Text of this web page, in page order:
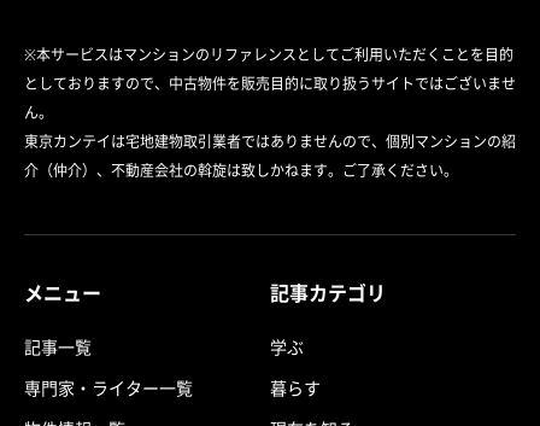
※本サービスはマンションのリファレンスとしてご利用いただくことを目的
としておりますので、中古物件を販売目的に取り扱うサイトではございませ
ん。
東京カンテイは宅地建物取引業者ではありませんので、個別マンションの紹
介（仲介）、不動産会社の斡旋は致しかねます。ご了承ください。
メニュー
記事一覧
専門家・ライター一覧
記事カテゴリ
学ぶ
暮らす